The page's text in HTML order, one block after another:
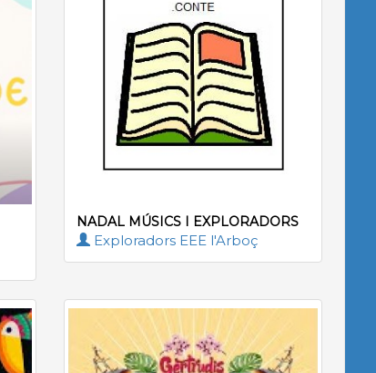
NADAL MÚSICS I EXPLORADORS
Exploradors EEE l'Arboç